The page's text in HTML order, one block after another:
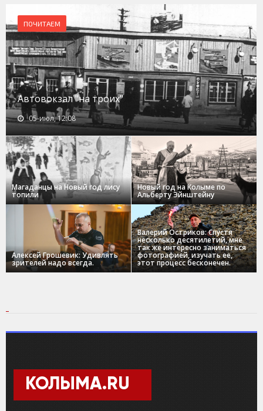
ПОЧИТАЕМ
Автовокзал "на троих"
05-июл, 12:08
Магаданцы на Новый год лису
топили
Новый год на Колыме по
Альберту Эйнштейну
Алексей Грошевик: Удивлять
зрителей надо всегда.
Валерий Остриков: Спустя
несколько десятилетий, мне
так же интересно заниматься
фотографией, изучать ее,
этот процесс бесконечен.
КОЛЫМА.RU